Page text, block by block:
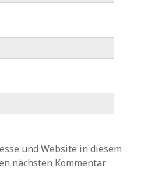
und Website in diesem
nächsten Kommentar